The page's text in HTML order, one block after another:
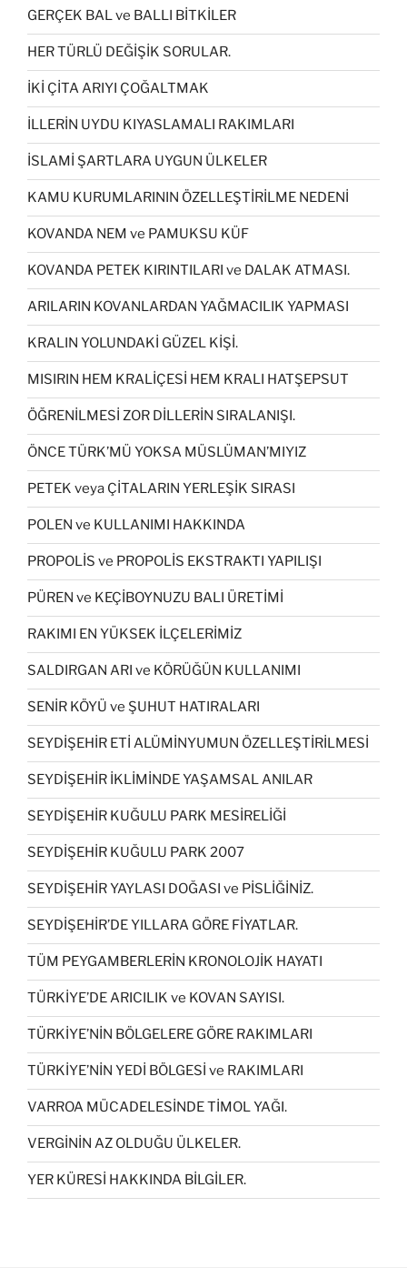
GERÇEK BAL ve BALLI BİTKİLER
HER TÜRLÜ DEĞİŞİK SORULAR.
İKİ ÇİTA ARIYI ÇOĞALTMAK
İLLERİN UYDU KIYASLAMALI RAKIMLARI
İSLAMİ ŞARTLARA UYGUN ÜLKELER
KAMU KURUMLARININ ÖZELLEŞTİRİLME NEDENİ
KOVANDA NEM ve PAMUKSU KÜF
KOVANDA PETEK KIRINTILARI ve DALAK ATMASI.
ARILARIN KOVANLARDAN YAĞMACILIK YAPMASI
KRALIN YOLUNDAKİ GÜZEL KİŞİ.
MISIRIN HEM KRALİÇESİ HEM KRALI HATŞEPSUT
ÖĞRENİLMESİ ZOR DİLLERİN SIRALANIŞI.
ÖNCE TÜRK’MÜ YOKSA MÜSLÜMAN’MIYIZ
PETEK veya ÇİTALARIN YERLEŞİK SIRASI
POLEN ve KULLANIMI HAKKINDA
PROPOLİS ve PROPOLİS EKSTRAKTI YAPILIŞI
PÜREN ve KEÇİBOYNUZU BALI ÜRETİMİ
RAKIMI EN YÜKSEK İLÇELERİMİZ
SALDIRGAN ARI ve KÖRÜĞÜN KULLANIMI
SENİR KÖYÜ ve ŞUHUT HATIRALARI
SEYDİŞEHİR ETİ ALÜMİNYUMUN ÖZELLEŞTİRİLMESİ
SEYDİŞEHİR İKLİMİNDE YAŞAMSAL ANILAR
SEYDİŞEHİR KUĞULU PARK MESİRELİĞİ
SEYDİŞEHİR KUĞULU PARK 2007
SEYDİŞEHİR YAYLASI DOĞASI ve PİSLİĞİNİZ.
SEYDİŞEHİR’DE YILLARA GÖRE FİYATLAR.
TÜM PEYGAMBERLERİN KRONOLOJİK HAYATI
TÜRKİYE’DE ARICILIK ve KOVAN SAYISI.
TÜRKİYE’NİN BÖLGELERE GÖRE RAKIMLARI
TÜRKİYE’NİN YEDİ BÖLGESİ ve RAKIMLARI
VARROA MÜCADELESİNDE TİMOL YAĞI.
VERGİNİN AZ OLDUĞU ÜLKELER.
YER KÜRESİ HAKKINDA BİLGİLER.